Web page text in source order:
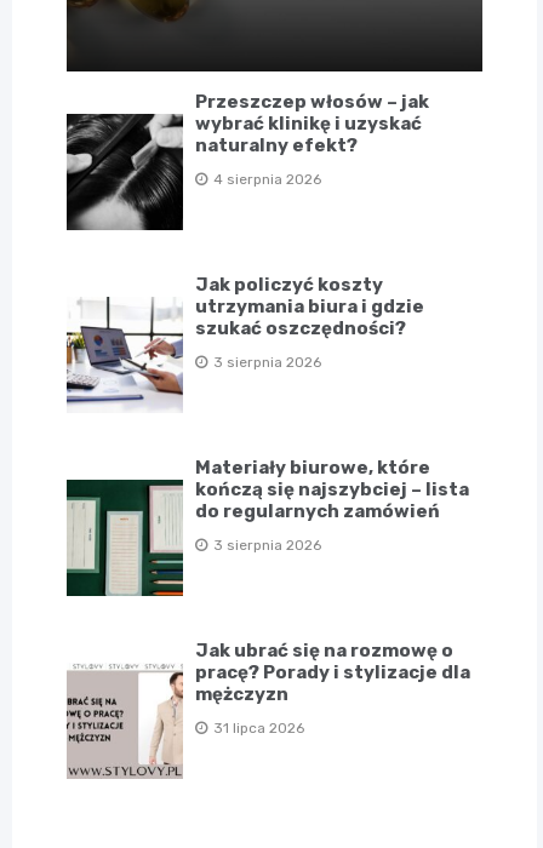
Przeszczep włosów – jak
wybrać klinikę i uzyskać
naturalny efekt?
4 sierpnia 2026
Jak policzyć koszty
utrzymania biura i gdzie
szukać oszczędności?
3 sierpnia 2026
Materiały biurowe, które
kończą się najszybciej – lista
do regularnych zamówień
3 sierpnia 2026
Jak ubrać się na rozmowę o
pracę? Porady i stylizacje dla
mężczyzn
31 lipca 2026